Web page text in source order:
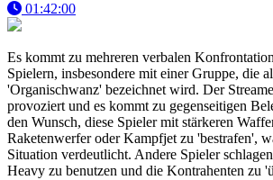
01:42:00
Es kommt zu mehreren verbalen
Spielern, insbesondere mit einer Gruppe, die
'Organischwanz' bezeichnet wird. Der
provoziert und es kommt zu gegenseitigen
den Wunsch, diese Spieler mit stärkeren
Raketenwerfer oder Kampfjet zu 'bestrafen',
Situation verdeutlicht. Andere Spieler
Heavy zu benutzen und die Kontrahenten zu